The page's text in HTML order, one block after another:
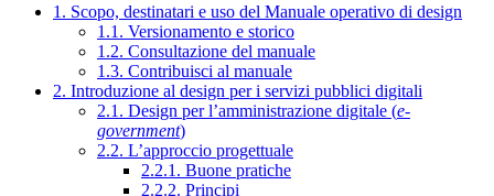
1. Scopo, destinatari e uso del Manuale operativo di design
1.1. Versionamento e storico
1.2. Consultazione del manuale
1.3. Contribuisci al manuale
2. Introduzione al design per i servizi pubblici digitali
2.1. Design per l’amministrazione digitale (e-
government)
2.2. L’approccio progettuale
2.2.1. Buone pratiche
2.2.2. Principi